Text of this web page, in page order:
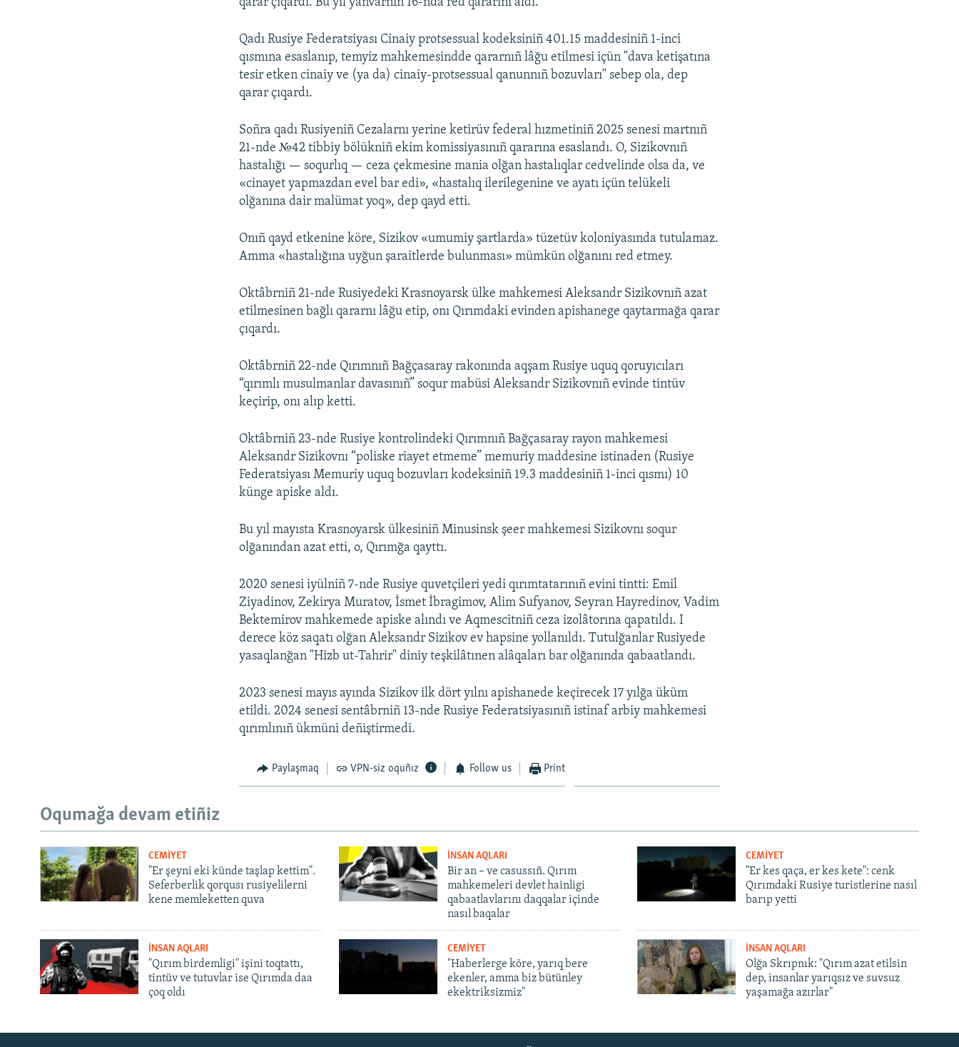
Русский
Qadı Rusiye Federatsiyası Cinaiy protsessual kodeksiniñ 401.15 maddesiniñ 1-inci
qısmına esaslanıp, temyiz mahkemesindde qararnıñ lâğu etilmesi içün "dava ketişatına
tesir etken cinaiy ve (ya da) cinaiy-protsessual qanunnıñ bozuvları" sebep ola, dep
qarar çıqardı.
Soñra qadı Rusiyeniñ Cezalarnı yerine ketirüv federal hızmetiniñ 2025 senesi martnıñ
21-nde №42 tibbiy bölükniñ ekim komissiyasınıñ qararına esaslandı. O, Sizikovnıñ
hastalığı — soqurlıq — ceza çekmesine mania olğan hastalıqlar cedvelinde olsa da, ve
«cinayet yapmazdan evel bar edi», «hastalıq ilerilegenine ve ayatı içün telükeli
olğanına dair malümat yoq», dep qayd etti.
Onıñ qayd etkenine köre, Sizikov «umumiy şartlarda» tüzetüv koloniyasında tutulamaz.
Amma «hastalığına uyğun şaraitlerde bulunması» mümkün olğanını red etmey.
Oktâbrniñ 21-nde Rusiyedeki Krasnoyarsk ülke mahkemesi Aleksandr Sizikovnıñ azat
etilmesinen bağlı qararnı lâğu etip, onı Qırımdaki evinden apishanege qaytarmağa qarar
çıqardı.
Oktâbrniñ 22-nde Qırımnıñ Bağçasaray rakonında aqşam Rusiye uquq qoruyıcıları
“qırımlı musulmanlar davasınıñ” soqur mabüsi Aleksandr Sizikovnıñ evinde tintüv
keçirip, onı alıp ketti.
Oktâbrniñ 23-nde Rusiye kontrolindeki Qırımnıñ Bağçasaray rayon mahkemesi
Aleksandr Sizikovnı “poliske riayet etmeme” memuriy maddesine istinaden (Rusiye
Federatsiyası Memuriy uquq bozuvları kodeksiniñ 19.3 maddesiniñ 1-inci qısmı) 10
künge apiske aldı.
Bu yıl mayısta Krasnoyarsk ülkesiniñ Minusinsk şeer mahkemesi Sizikovnı soqur
olğanından azat etti, o, Qırımğa qayttı.
2020 senesi iyülniñ 7-nde Rusiye quvetçileri yedi qırımtatarınıñ evini tintti: Emil
Ziyadinov, Zekirya Muratov, İsmet İbragimov, Alim Sufyanov, Seyran Hayredinov, Vadim
Bektemirov mahkemede apiske alındı ve Aqmescitniñ ceza izolâtorına qapatıldı. I
derece köz saqatı olğan Aleksandr Sizikov ev hapsine yollanıldı. Tutulğanlar Rusiyede
yasaqlanğan "Hizb ut-Tahrir" diniy teşkilâtınen alâqaları bar olğanında qabaatlandı.
2023 senesi mayıs ayında Sizikov ilk dört yılnı apishanede keçirecek 17 yılğa üküm
etildi. 2024 senesi sentâbrniñ 13-nde Rusiye Federatsiyasınıñ istinaf arbiy mahkemesi
qırımlınıñ ükmüni deñiştirmedi.
Paylaşmaq VPN-siz oquñız Follow us Print
Oqumağa devam etiñiz
CEMİYET
"Er şeyni eki künde taşlap kettim".
Seferberlik qorqusı rusiyelilerni
kene memleketten quva
İNSAN AQLARI
Bir an – ve casussıñ. Qırım
mahkemeleri devlet hainligi
qabaatlavlarını daqqalar içinde
nasıl baqalar
CEMİYET
"Er kes qaça, er kes kete": cenk
Qırımdaki Rusiye turistlerine nasıl
barıp yetti
İNSAN AQLARI
"Qırım birdemligi" işini toqtattı,
tintüv ve tutuvlar ise Qırımda daa
çoq oldı
CEMİYET
"Haberlerge köre, yarıq bere
ekenler, amma biz bütünley
ekektriksizmiz"
İNSAN AQLARI
Olğa Skrıpnık: "Qırım azat etilsin
dep, insanlar yarıqsız ve suvsuz
yaşamağa azırlar"